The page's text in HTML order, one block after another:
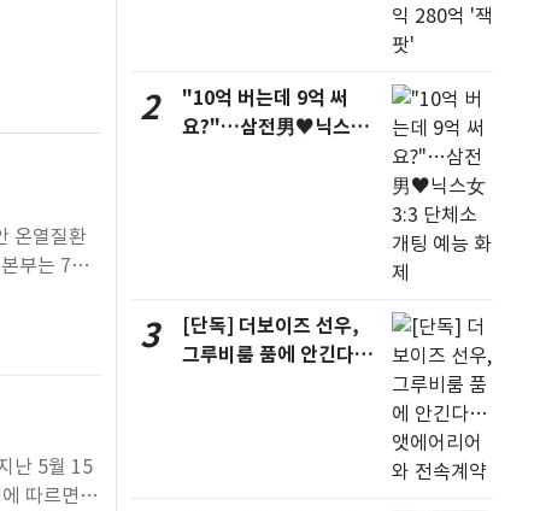
제주29 ℃
부산30℃
대구 29℃
인천 33℃
광주 33 ℃
울산29℃
강릉 21 ℃
제주 29
온열질환
부는 7일
명으로
난 5월 15
따르면
2
"10억 버는데 9억 써
요?"…삼전男♥닉스女
3
[단독] 더보이즈 선우,
그루비룸 품에 안긴다…